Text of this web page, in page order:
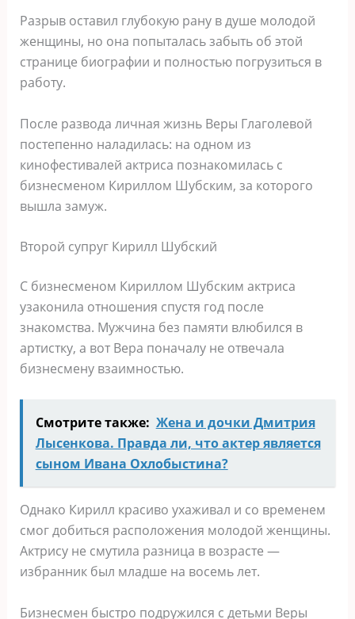
Разрыв оставил глубокую рану в душе молодой
женщины, но она попыталась забыть об этой
странице биографии и полностью погрузиться в
работу.
После развода личная жизнь Веры Глаголевой
постепенно наладилась: на одном из
кинофестивалей актриса познакомилась с
бизнесменом Кириллом Шубским, за которого
вышла замуж.
Второй супруг Кирилл Шубский
С бизнесменом Кириллом Шубским актриса
узаконила отношения спустя год после
знакомства. Мужчина без памяти влюбился в
артистку, а вот Вера поначалу не отвечала
бизнесмену взаимностью.
Смотрите также: Жена и дочки Дмитрия
Лысенкова. Правда ли, что актер является
сыном Ивана Охлобыстина?
Однако Кирилл красиво ухаживал и со временем
смог добиться расположения молодой женщины.
Актрису не смутила разница в возрасте —
избранник был младше на восемь лет.
Бизнесмен быстро подружился с детьми Веры